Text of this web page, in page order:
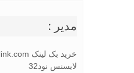
مدیر :
خرید بک لینک behtarinbacklink.com
لایسنس نود32